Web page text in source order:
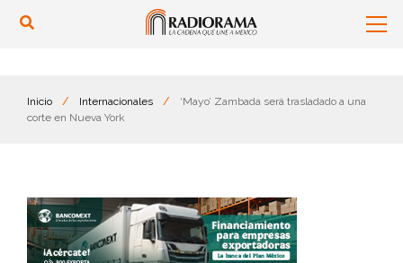
Inicio / Internacionales /
‘Mayo’ Zambada será trasladado a una
corte en Nueva York